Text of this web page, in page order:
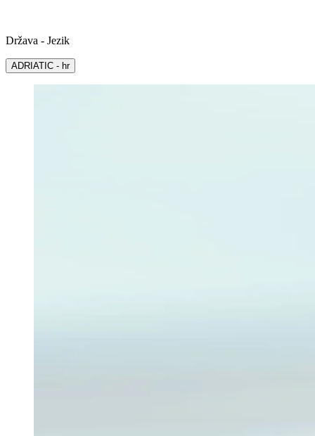
Država - Jezik
ADRIATIC - hr